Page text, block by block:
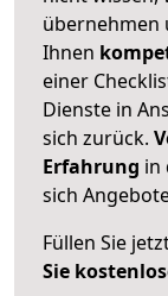
übernehmen
Ihnen
einer
Dienste in
sich zurück.
Erfahrung in
sich
Füllen Sie
Sie